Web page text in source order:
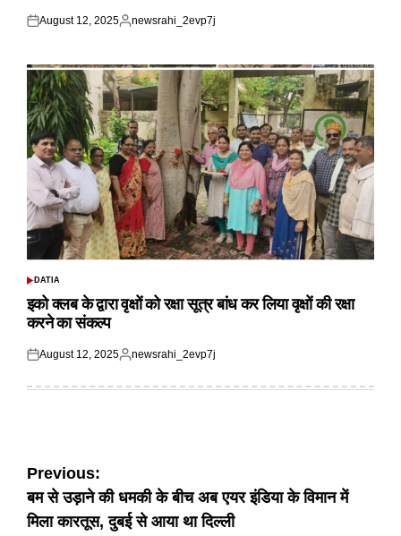
Posted
August 12, 2025
Posted
newsrahi_2evp7j
POSTED
DATIA
इको क्लब के द्वारा वृक्षों को रक्षा सूत्र बांध कर लिया वृक्षों की रक्षा
करने का संकल्प
Posted
August 12, 2025
Posted
newsrahi_2evp7j
Post
navigation
Previous:
बम से उड़ाने की धमकी के बीच अब एयर इंडिया के विमान में
मिला कारतूस, दुबई से आया था दिल्ली